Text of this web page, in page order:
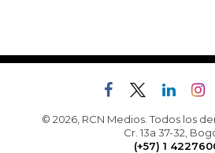
© 2026, RCN Medios. Todos los
Cr. 13a 37-32,
(+57) 1